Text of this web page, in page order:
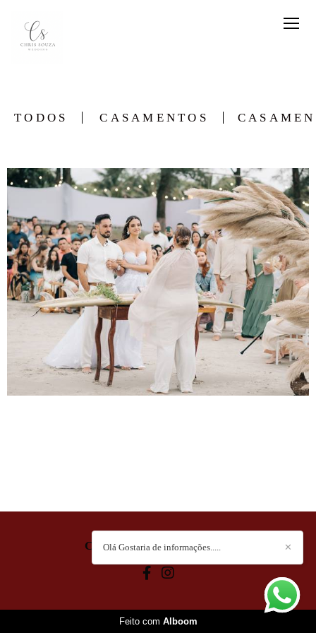
TODOS CASAMENTOS
CHRIS SOUZA/CONTATO ✕
Olá Gostaria de informações.....
Feito com Alboom